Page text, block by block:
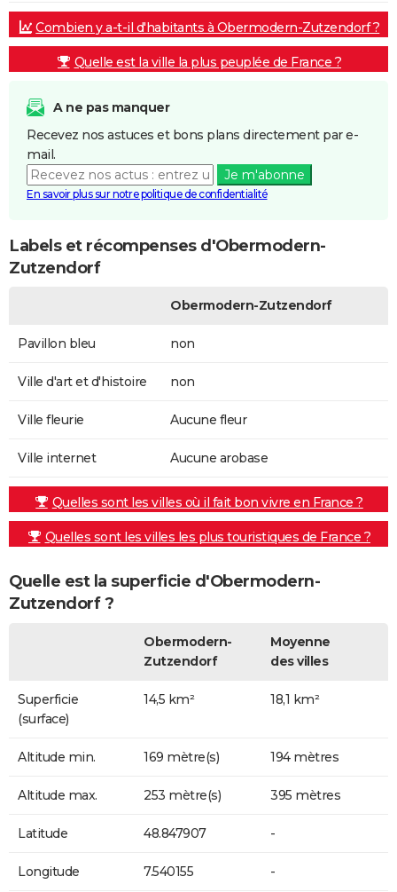
Combien y a-t-il d'habitants à Obermodern-Zutzendorf ?
Quelle est la ville la plus peuplée de France ?
A ne pas manquer
Recevez nos astuces et bons plans directement par e-
mail.
Je m'abonne
En savoir plus sur notre politique de confidentialité
Labels et récompenses d'Obermodern-
Zutzendorf
Obermodern-Zutzendorf
Pavillon bleu non
Ville d'art et d'histoire non
Ville fleurie Aucune fleur
Ville internet Aucune arobase
Quelles sont les villes où il fait bon vivre en France ?
Quelles sont les villes les plus touristiques de France ?
Quelle est la superficie d'Obermodern-
Zutzendorf ?
Obermodern-
Zutzendorf
Moyenne
des villes
Superficie
(surface)
14,5 km² 18,1 km²
Altitude min. 169 mètre(s) 194 mètres
Altitude max. 253 mètre(s) 395 mètres
Latitude 48.847907 -
Longitude 7.540155 -